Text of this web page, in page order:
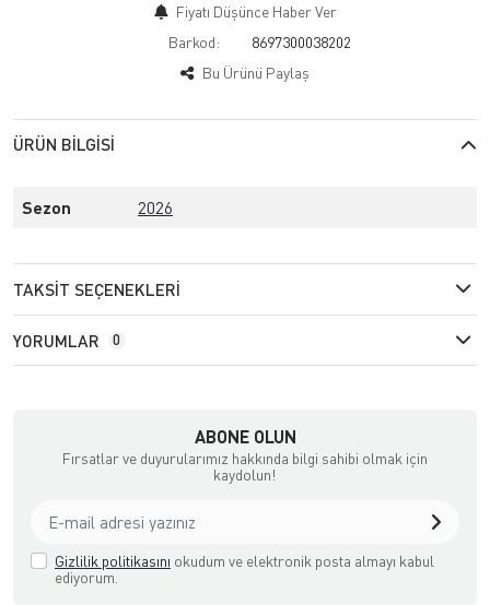
Fiyatı Düşünce Haber Ver
Barkod:
8697300038202
Bu Ürünü Paylaş
ÜRÜN BILGISI
Sezon 2026
TAKSIT SEÇENEKLERI
YORUMLAR 0
ABONE OLUN
Fırsatlar ve duyurularımız hakkında bilgi sahibi olmak için
kaydolun!
Gizlilik politikasını okudum ve elektronik posta almayı kabul
ediyorum.